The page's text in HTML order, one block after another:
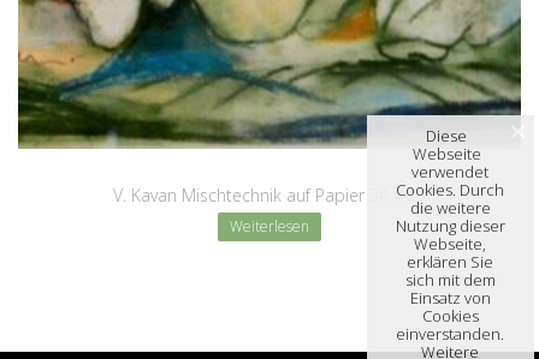
V. Kavan Mischtechnik auf Papier 34 x 25
Weiterlesen
Diese
Webseite
verwendet
Cookies. Durch
die weitere
Nutzung dieser
Webseite,
erklären Sie
sich mit dem
Einsatz von
Cookies
einverstanden.
Weitere